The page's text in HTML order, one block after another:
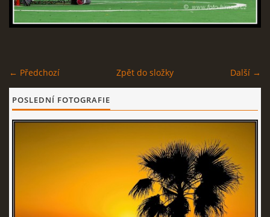
← Předchozí Další →
Zpět do složky
POSLEDNÍ FOTOGRAFIE